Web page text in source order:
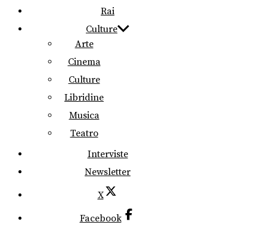
Rai
Culture
Arte
Cinema
Culture
Libridine
Musica
Teatro
Interviste
Newsletter
X
Facebook